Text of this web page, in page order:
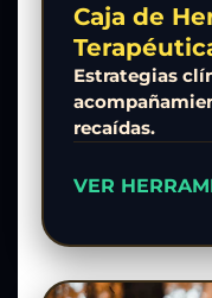
Caja de
Estrategias
recaídas.
VER